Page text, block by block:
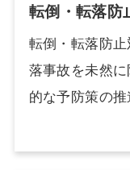
患者さんが増
【対象】 長期
力が弱くなっ
神経が弱って
手術で尿失禁
転倒・転落防
転倒・転落防
落事故を未然
的な予防策の
た。メンバー
どの多職種で